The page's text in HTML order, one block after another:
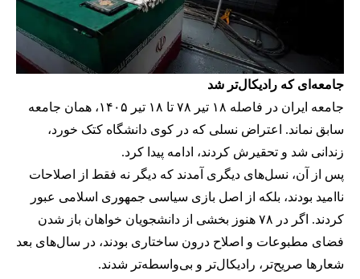
جامعه‌ای که رادیکال‌تر شد
جامعه ایران در فاصله ۱۸ تیر ۷۸ تا ۱۸ تیر ۱۴۰۵، همان جامعه
سابق نماند. اعتراض نسلی که در کوی دانشگاه کتک خورد،
زندانی شد و تحقیرش کردند، ادامه پیدا کرد.
پس از آن، نسل‌های دیگری آمدند که دیگر نه فقط از اصلاحات
ناامید بودند، بلکه از اصل بازی سیاسی جمهوری اسلامی عبور
کردند. اگر در ۷۸ هنوز بخشی از دانشجویان خواهان باز شدن
فضای مطبوعات و اصلاح درون ساختاری بودند، در سال‌های بعد
شعارها صریح‌تر، رادیکال‌تر و بی‌واسطه‌تر شدند.